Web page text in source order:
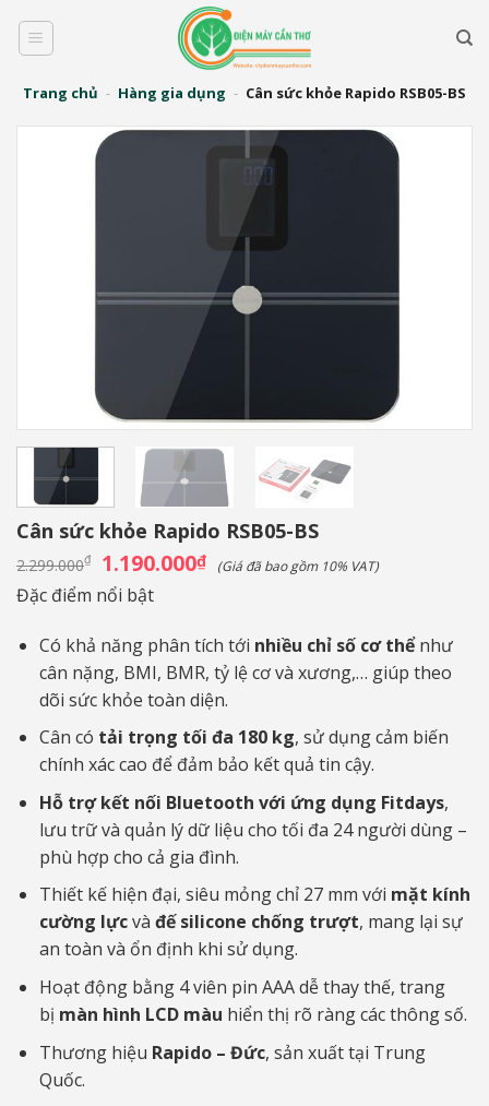
qua
dungTrang chủ - Hàng gia dụng - Cân sức khỏe Rapido RSB05-BS
Cân sức khỏe Rapido RSB05-BS
2.299.000₫ Giá
gốc
là:
2.299.000₫.
1.190.000₫Giá
hiện
(Giá đã bao gồm 10% VAT)
Đặc điểm nổi bật
Có khả năng phân tích tới nhiều chỉ số cơ thểnhư
cân nặng, BMI, BMR, tỷ lệ cơ và xương,… giúp theo
dõi sức khỏe toàn diện.
Cân có tải trọng tối đa 180 kg, sử dụng cảm biến
chính xác cao để đảm bảo kết quả tin cậy.
Hỗ trợ kết nối Bluetooth với ứng dụng Fitdays,
lưu trữ và quản lý dữ liệu cho tối đa 24 người dùng –
phù hợp cho cả gia đình.
Thiết kế hiện đại, siêu mỏng chỉ 27 mm với mặt kính
cường lựcvà đế silicone chống trượt, mang lại sự
an toàn và ổn định khi sử dụng.
Hoạt động bằng 4 viên pin AAA dễ thay thế, trang
bị màn hình LCD màu hiển thị rõ ràng các thông số.
Thương hiệu Rapido – Đức, sản xuất tại Trung
Quốc.